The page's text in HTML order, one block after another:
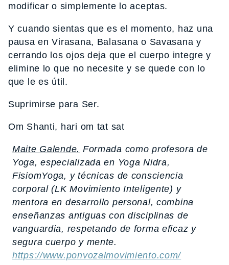
modificar o simplemente lo aceptas.
Y cuando sientas que es el momento, haz una
pausa en Virasana, Balasana o Savasana y
cerrando los ojos deja que el cuerpo integre y
elimine lo que no necesite y se quede con lo
que le es útil.
Suprimirse para Ser.
Om Shanti, hari om tat sat
Maite Galende. Formada como profesora de
Yoga, especializada en Yoga Nidra,
FisiomYoga, y técnicas de consciencia
corporal (LK Movimiento Inteligente) y
mentora en desarrollo personal, combina
enseñanzas antiguas con disciplinas de
vanguardia, respetando de forma eficaz y
segura cuerpo y mente.
https://www.ponvozalmovimiento.com/